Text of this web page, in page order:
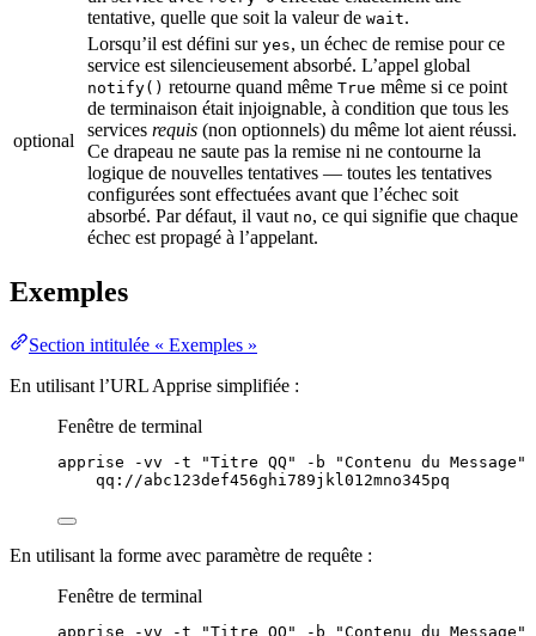
tentative, quelle que soit la valeur de wait.
optional
Lorsqu’il est défini sur yes, un échec de remise pour ce
service est silencieusement absorbé. L’appel global
notify() retourne quand même True même si ce point
de terminaison était injoignable, à condition que tous les
services requis (non optionnels) du même lot aient réussi.
Ce drapeau ne saute pas la remise ni ne contourne la
logique de nouvelles tentatives — toutes les tentatives
configurées sont effectuées avant que l’échec soit
absorbé. Par défaut, il vaut no, ce qui signifie que chaque
échec est propagé à l’appelant.
Exemples
Section intitulée « Exemples »
En utilisant l’URL Apprise simplifiée :
Fenêtre de terminal
apprise -vv -t "Titre QQ " -b "Contenu du Message "
qq://abc123def456ghi789jkl012mno345pq
En utilisant la forme avec paramètre de requête :
Fenêtre de terminal
apprise -vv -t "Titre QQ " -b "Contenu du Message "